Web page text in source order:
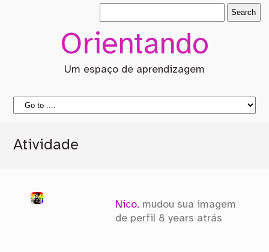
Orientando
Um espaço de aprendizagem
Atividade
Nico. mudou sua imagem
de perfil 8 years atrás